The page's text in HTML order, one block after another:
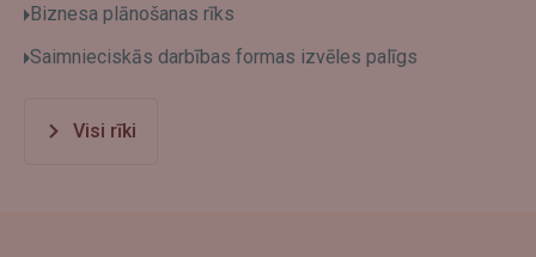
Biznesa plānošanas rīks
Saimnieciskās darbības formas izvēles palīgs
Visi rīki